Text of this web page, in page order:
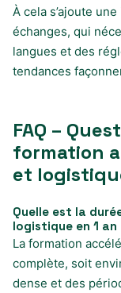
À cela s’ajoute
échanges, qui
langues et des
tendances
FAQ –
formation
et
Quelle est la
logistique en 1 an
La formation
complète, soit
dense et des